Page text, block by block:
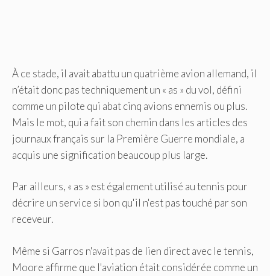
À ce stade, il avait abattu un quatrième avion allemand, il
n’était donc pas techniquement un « as » du vol, défini
comme un pilote qui abat cinq avions ennemis ou plus.
Mais le mot, qui a fait son chemin dans les articles des
journaux français sur la Première Guerre mondiale, a
acquis une signification beaucoup plus large.
Par ailleurs, « as » est également utilisé au tennis pour
décrire un service si bon qu'il n'est pas touché par son
receveur.
Même si Garros n'avait pas de lien direct avec le tennis,
Moore affirme que l'aviation était considérée comme un